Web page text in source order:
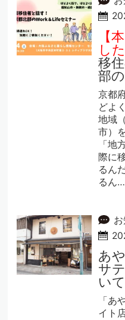
【
した
移
部
京都
どよ
地域
市）
「地
際に
るん
るん…
あ
サ
い
「あ
イト